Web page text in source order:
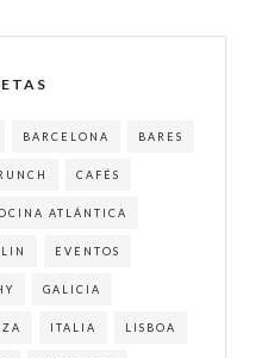
BARCELONA BARES
CAFÉS
ATLÁNTICA
EVENTOS
GALICIA
ITALIA LISBOA